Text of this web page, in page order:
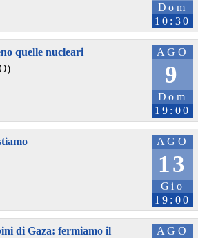
Dom
10:30
AGO
9
Dom
19:00
quelle nucleari
AGO
13
Gio
19:00
AGO
di Gaza: fermiamo il